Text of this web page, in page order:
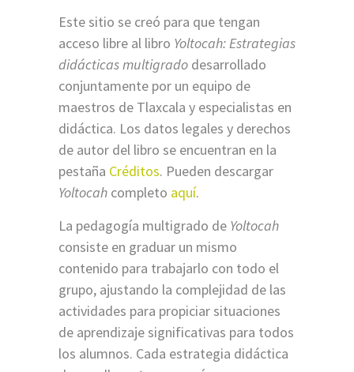
Este sitio se creó para que tengan
acceso libre al libro Yoltocah: Estrategias
didácticas multigrado desarrollado
conjuntamente por un equipo de
maestros de Tlaxcala y especialistas en
didáctica. Los datos legales y derechos
de autor del libro se encuentran en la
pestaña Créditos. Pueden descargar
Yoltocah completo aquí.
La pedagogía multigrado de Yoltocah
consiste en graduar un mismo
contenido para trabajarlo con todo el
grupo, ajustando la complejidad de las
actividades para propiciar situaciones
de aprendizaje significativas para todos
los alumnos. Cada estrategia didáctica